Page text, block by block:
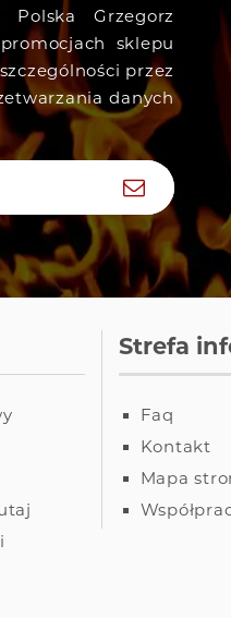
Polska Grzegorz
sklepu
przez
danych
Zapisz się
Strefa
Faq
Kontakt
Mapa